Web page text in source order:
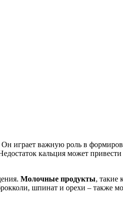
играет важную роль в
кальция может
Молочные продукты, такие
шпинат и орехи – также